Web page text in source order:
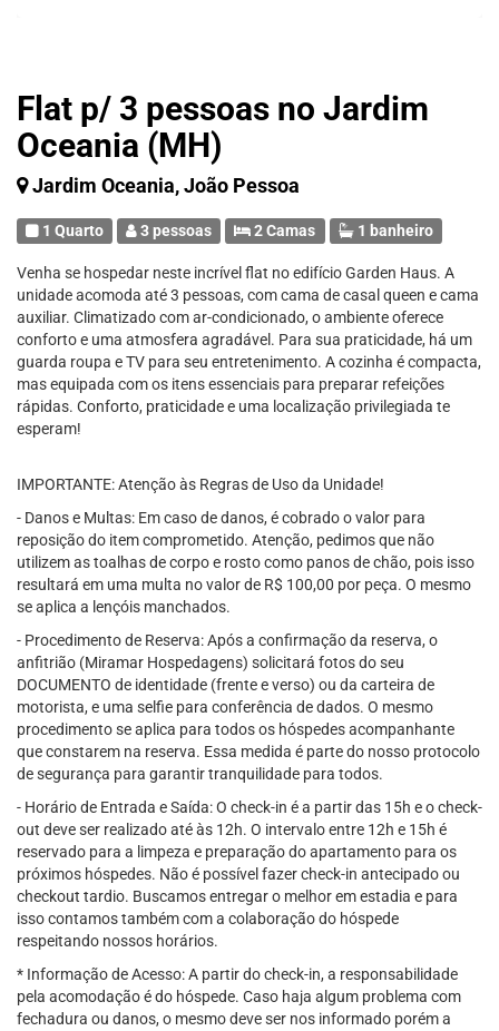
Flat p/ 3 pessoas no Jardim
Oceania (MH)
Jardim Oceania, João Pessoa
1 Quarto 3 pessoas 2 Camas 1 banheiro
Venha se hospedar neste incrível flat no edifício Garden Haus. A
unidade acomoda até 3 pessoas, com cama de casal queen e cama
auxiliar. Climatizado com ar-condicionado, o ambiente oferece
conforto e uma atmosfera agradável. Para sua praticidade, há um
guarda roupa e TV para seu entretenimento. A cozinha é compacta,
mas equipada com os itens essenciais para preparar refeições
rápidas. Conforto, praticidade e uma localização privilegiada te
esperam!
IMPORTANTE: Atenção às Regras de Uso da Unidade!
- Danos e Multas: Em caso de danos, é cobrado o valor para
reposição do item comprometido. Atenção, pedimos que não
utilizem as toalhas de corpo e rosto como panos de chão, pois isso
resultará em uma multa no valor de R$ 100,00 por peça. O mesmo
se aplica a lençóis manchados.
- Procedimento de Reserva: Após a confirmação da reserva, o
anfitrião (Miramar Hospedagens) solicitará fotos do seu
DOCUMENTO de identidade (frente e verso) ou da carteira de
motorista, e uma selfie para conferência de dados. O mesmo
procedimento se aplica para todos os hóspedes acompanhante
que constarem na reserva. Essa medida é parte do nosso protocolo
de segurança para garantir tranquilidade para todos.
- Horário de Entrada e Saída: O check-in é a partir das 15h e o check-
out deve ser realizado até às 12h. O intervalo entre 12h e 15h é
reservado para a limpeza e preparação do apartamento para os
próximos hóspedes. Não é possível fazer check-in antecipado ou
checkout tardio. Buscamos entregar o melhor em estadia e para
isso contamos também com a colaboração do hóspede
respeitando nossos horários.
* Informação de Acesso: A partir do check-in, a responsabilidade
pela acomodação é do hóspede. Caso haja algum problema com
fechadura ou danos, o mesmo deve ser nos informado porém a